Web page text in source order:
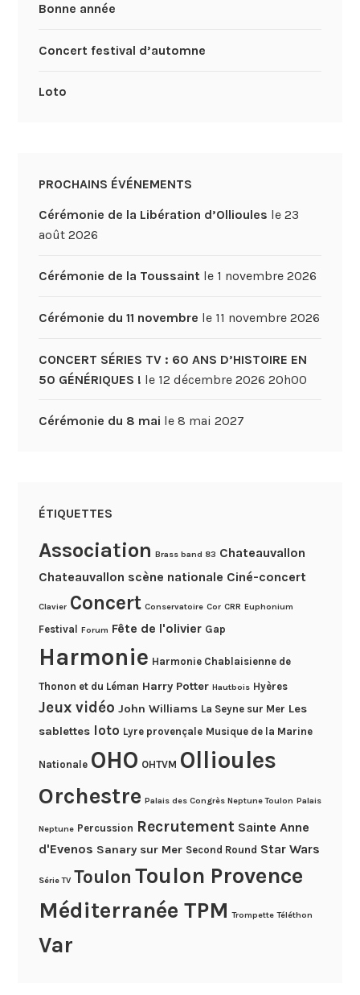
Bonne année
Concert festival d’automne
Loto
PROCHAINS ÉVÉNEMENTS
Cérémonie de la Libération d’Ollioules le 23
août 2026
Cérémonie de la Toussaintle 1 novembre 2026
Cérémonie du 11 novembre le 11 novembre 2026
CONCERT SÉRIES TV : 60 ANS D’HISTOIRE EN
50 GÉNÉRIQUES ! le 12 décembre 2026 20h00
Cérémonie du 8 mai le 8 mai 2027
ÉTIQUETTES
Association Brass band 83 Chateauvallon
Chateauvallon scène nationale Ciné-concert
Clavier Concert Conservatoire Cor CRR Euphonium
Festival Forum Fête de l'olivier Gap
Harmonie Harmonie Chablaisienne de
Thonon et du Léman Harry Potter Hautbois Hyères
Jeux vidéo John Williams La Seyne sur Mer Les
sablettes loto Lyre provençale Musique de la Marine
Nationale OHO OHTVM Ollioules
Orchestre Palais des Congrès Neptune Toulon Palais
Neptune Percussion Recrutement Sainte Anne
d'Evenos Sanary sur Mer Second Round Star Wars
Série TV Toulon Toulon Provence
Méditerranée TPM Trompette Téléthon
Var